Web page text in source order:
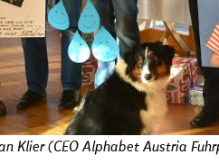
Klier (CEO Alphabet Austria